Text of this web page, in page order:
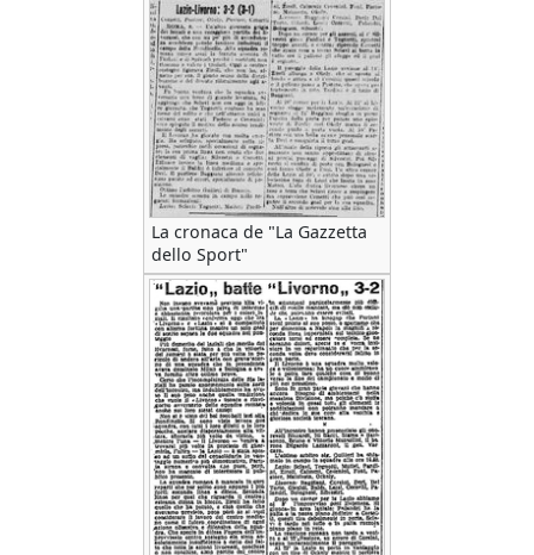
La cronaca de "La Gazzetta
dello Sport"